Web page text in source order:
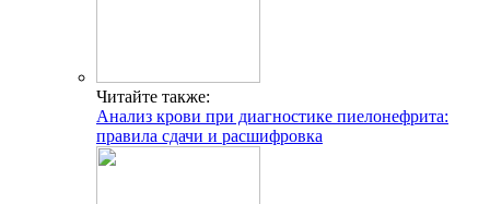
Читайте также:
Анализ крови при диагностике пиелонефрита:
правила сдачи и расшифровка